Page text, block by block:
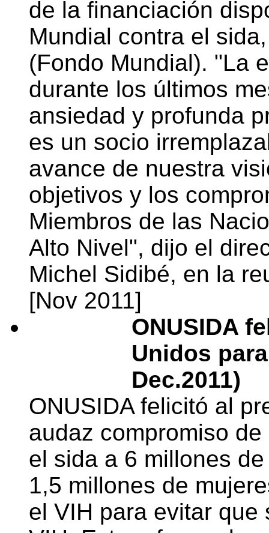
de la financiación
Mundial contra el
(Fondo Mundial). "La
durante los últimos
ansiedad y profunda
es un socio
avance de nuestra
objetivos y los
Miembros de las
Alto Nivel", dijo el
Michel Sidibé, en la
[Nov 2011]
ONUSIDA
Unidos
Dec.2011)
ONUSIDA felicitó al
audaz compromiso
el sida a 6 millones
1,5 millones de
el VIH para evitar